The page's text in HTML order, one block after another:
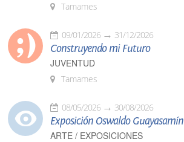
Tamames
09/01/2026 31/12/2026
Construyendo mi Futuro
JUVENTUD
Tamames
08/05/2026 30/08/2026
Exposición Oswaldo Guayasamín
ARTE / EXPOSICIONES